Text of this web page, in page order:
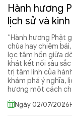
Hành hương
lịch sử và
“Hành hương Phật
chùa hay chiêm
lọc tâm hồn giữa
khát kết nối sâu
trị tâm linh của
khám phá ý nghĩa,
hương một cách
Ngày 02/07/2026